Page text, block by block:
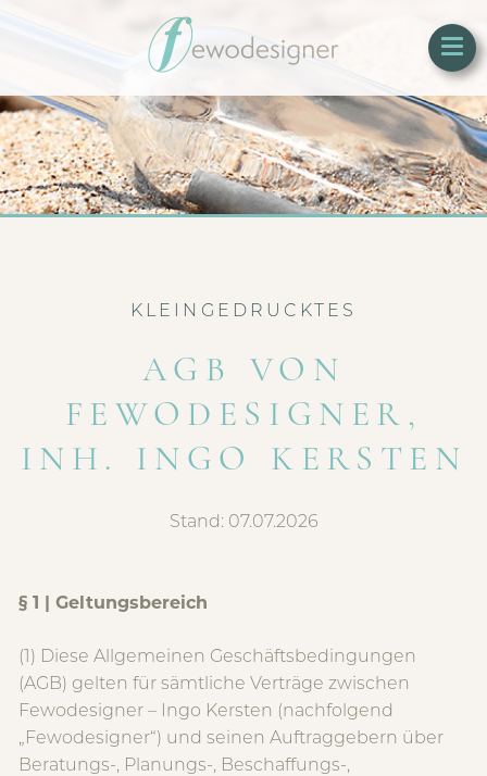
KLEINGEDRUCKTES
AGB VON
FEWODESIGNER,
INH. INGO KERSTEN
Stand: 07.07.2026
§ 1 | Geltungsbereich
(1) Diese Allgemeinen Geschäftsbedingungen
(AGB) gelten für sämtliche Verträge zwischen
Fewodesigner – Ingo Kersten (nachfolgend
„Fewodesigner“) und seinen Auftraggebern über
Beratungs-, Planungs-, Beschaffungs-,